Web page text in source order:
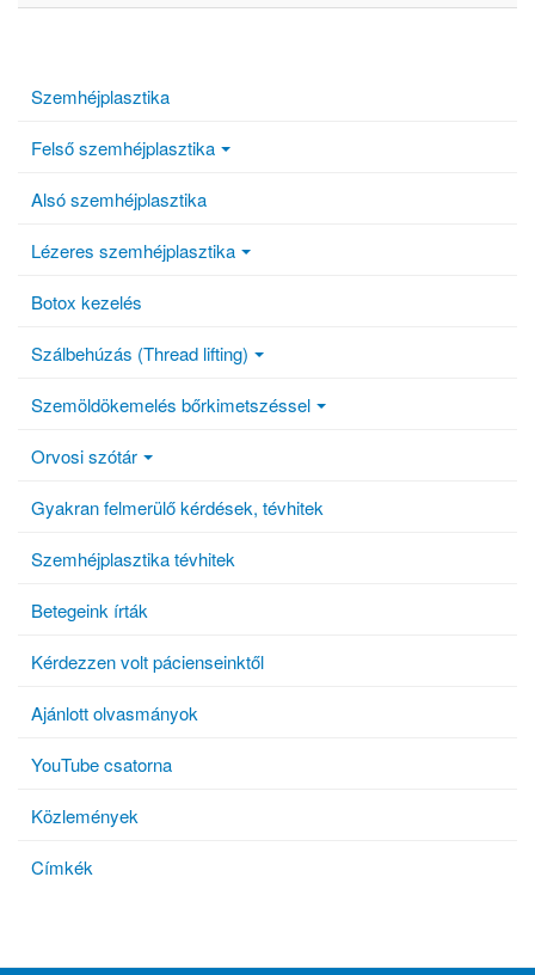
Szemhéjplasztika
Felső szemhéjplasztika
Alsó szemhéjplasztika
Lézeres szemhéjplasztika
Botox kezelés
Szálbehúzás (Thread lifting)
Szemöldökemelés bőrkimetszéssel
Orvosi szótár
Gyakran felmerülő kérdések, tévhitek
Szemhéjplasztika tévhitek
Betegeink írták
Kérdezzen volt pácienseinktől
Ajánlott olvasmányok
YouTube csatorna
Közlemények
Címkék